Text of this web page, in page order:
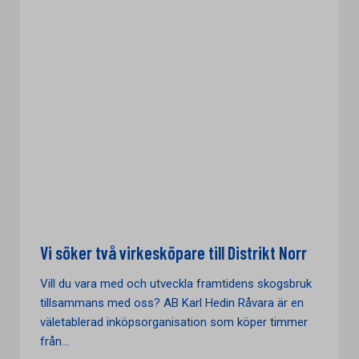
Vi söker två virkesköpare till Distrikt Norr
Vill du vara med och utveckla framtidens skogsbruk
tillsammans med oss? AB Karl Hedin Råvara är en
väletablerad inköpsorganisation som köper timmer
från...